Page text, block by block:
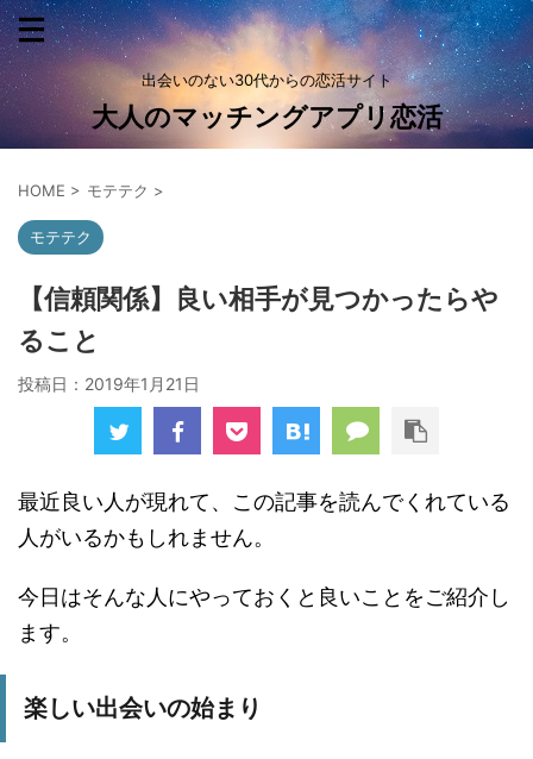
出会いのない30代からの恋活サイト
大人のマッチングアプリ恋活
HOME > モテテク >
モテテク
【信頼関係】良い相手が見つかったらや
ること
投稿日： 2019年1月21日
最近良い人が現れて、この記事を読んでくれている
人がいるかもしれません。
今日はそんな人にやっておくと良いことをご紹介し
ます。
楽しい出会いの始まり